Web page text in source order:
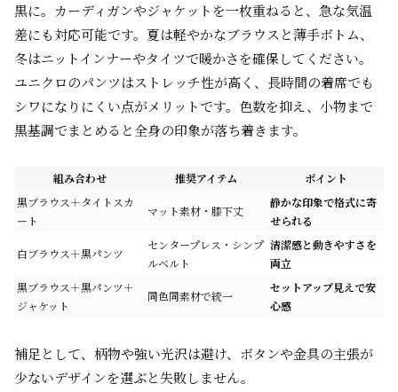
黒に。カーディガンやジャケットを一枚重ねると、急な気温
差にも対応可能です。夏は軽やかなブラウスと薄手ボトム、
冬はニットインナーやタイツで暖かさを確保してください。
ユニクロのパンツはストレッチ性が高く、長時間の着席でも
シワになりにくい点がメリットです。色数を抑え、小物まで
黒基調でまとめると全身の印象が落ち着きます。
組み合わせ 推奨アイテム
ポイント
黒ブラウス＋タイトスカ
ート
マット素材・膝下丈
静かな印象で格式に寄
せられる
白ブラウス＋黒パンツ
センタープレス・シンプ
ルベルト
清潔感と動きやすさを
両立
黒ブラウス＋黒パンツ＋
ジャケット
同色同素材で統一
セットアップ見えで安
心感
補足として、柄物や強い光沢は避け、ボタンや金具の主張が
少ないデザインを選ぶと失敗しません。